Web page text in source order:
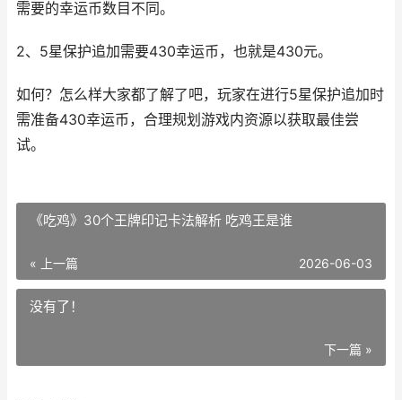
需要的幸运币数目不同。
2、5星保护追加需要430幸运币，也就是430元。
如何？怎么样大家都了解了吧，玩家在进行5星保护追加时
需准备430幸运币，合理规划游戏内资源以获取最佳尝
试。
《吃鸡》30个王牌印记卡法解析 吃鸡王是谁
« 上一篇 2026-06-03
没有了！
下一篇 »